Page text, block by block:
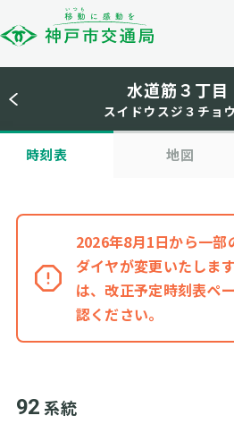
水道筋３丁目
スイドウスジ３チョ
時刻表 地図
2026年8月1日から一部
ダイヤが変更いたしま
は、改正予定時刻表ペ
認ください。
92 系統